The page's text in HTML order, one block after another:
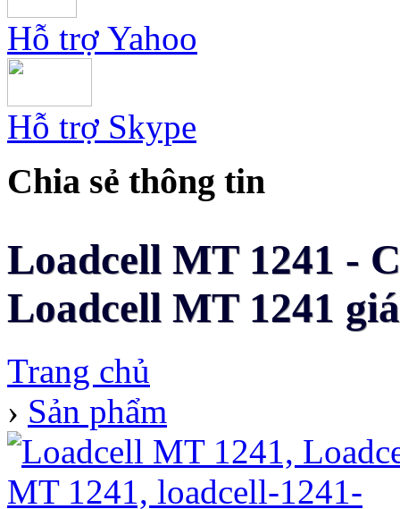
Hỗ trợ Yahoo
Hỗ trợ Skype
Chia sẻ thông tin
Loadcell MT 1241 -
Loadcell MT 1241
Trang chủ
› Sản phẩm